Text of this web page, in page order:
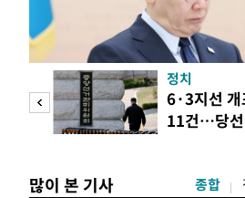
정치
6·3지선 개
11건…당선
많이 본 기사 종합